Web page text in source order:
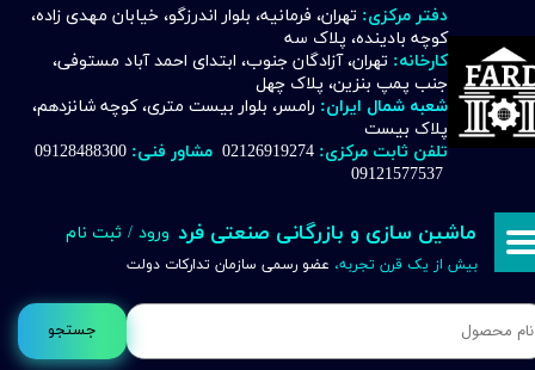
جستجو
دفتر مرکزی: تهران، فرمانیه، بلوار اندرزگو، خیابان مهدی زاده،
کوچه بادینده، پلاک سه
کارخانه: تهران، آزادگان جنوب، ابتدای احمد آباد مستوفی،
جنب پمپ بنزین، پلاک چهل
شعبه شمال ایران: رامسر، بلوار بیست متری، کوچه شانزدهم،
پلاک بیست
تلفن ثابت مرکزی: 02126919274 مشاور فنی:
09121577537
ماشین سازی و بازرگانی صنعتی فرد
بیش از یک قرن تجربه، عضو رسمی سازمان تدارکات دولت
ورود / ثبت نام
حساب کاربری من
تغییر گذر واژه
خروج از حساب کاربری